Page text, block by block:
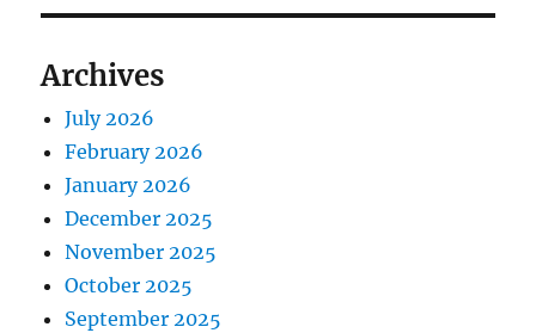
Archives
July 2026
February 2026
January 2026
December 2025
November 2025
October 2025
September 2025